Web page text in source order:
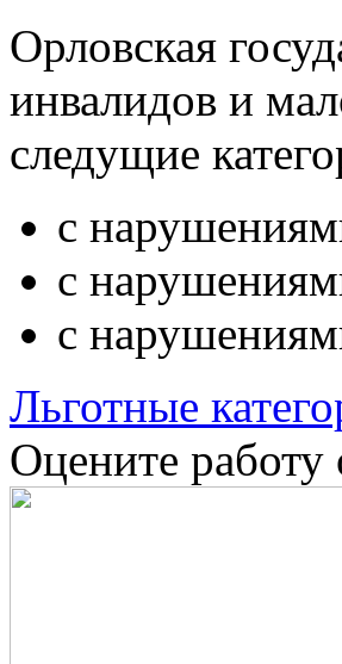
Орловская
инвалидов и
следущие
с
с
с
Льготные
Оцените работу